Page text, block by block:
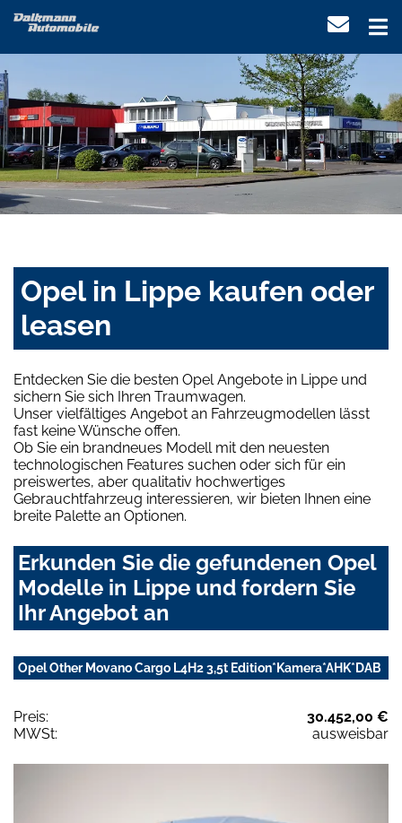
Opel in Lippe kaufen oder
leasen
Entdecken Sie die besten Opel Angebote in Lippe und
sichern Sie sich Ihren Traumwagen.
Unser vielfältiges Angebot an Fahrzeugmodellen lässt
fast keine Wünsche offen.
Ob Sie ein brandneues Modell mit den neuesten
technologischen Features suchen oder sich für ein
preiswertes, aber qualitativ hochwertiges
Gebrauchtfahrzeug interessieren, wir bieten Ihnen eine
breite Palette an Optionen.
Erkunden Sie die gefundenen Opel
Modelle in Lippe und fordern Sie
Ihr Angebot an
Opel Other Movano Cargo L4H2 3,5t Edition*Kamera*AHK*DAB
Preis:
30.452,00 €
MWSt:
ausweisbar